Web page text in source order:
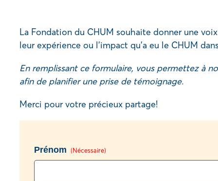
La Fondation du CHUM souhaite donner une
leur expérience ou l’impact qu’a eu le CHUM
En remplissant ce formulaire, vous permettez à
afin de planifier une prise de témoignage.
Merci pour votre précieux partage!
Prénom (Nécessaire)